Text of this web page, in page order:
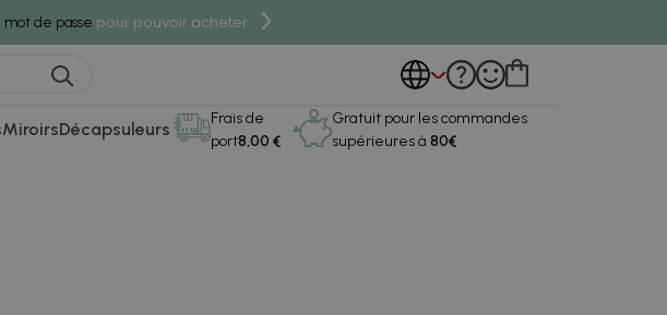
de passe pour pouvoir acheter.
MiroirsDécapsuleurs
Frais de
port8,00 €
Gratuit pour les commandes
supérieures à 80€